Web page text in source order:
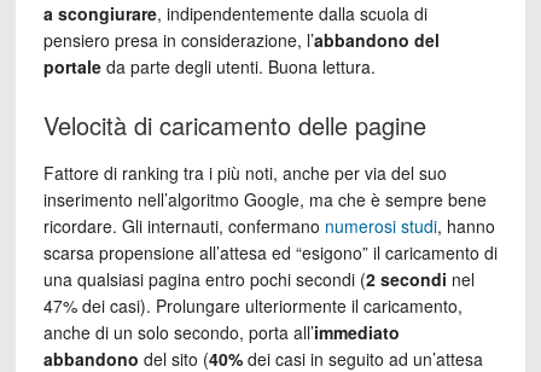
a scongiurare, indipendentemente dalla scuola di
pensiero presa in considerazione, l’abbandono del
portaleda parte degli utenti. Buona lettura.
Velocità di caricamento delle pagine
Fattore di ranking tra i più noti, anche per via del suo
inserimento nell’algoritmo Google, ma che è sempre bene
ricordare. Gli internauti, confermano numerosi studi, hanno
scarsa propensione all’attesa ed “esigono” il caricamento di
una qualsiasi pagina entro pochi secondi (2 secondi nel
47% dei casi). Prolungare ulteriormente il caricamento,
anche di un solo secondo, porta all’immediato
abbandono del sito (40%dei casi in seguito ad un’attesa